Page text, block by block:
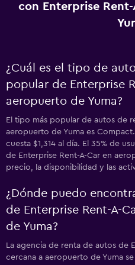
con Enterprise
¿Cuál es el tipo de
popular de Enterprise
aeropuerto de Yuma?
El tipo más popular de autos de
aeropuerto de Yuma es
cuesta $1,314 al día. El 35% de
de Enterprise Rent-A-Car en
precio, la disponibilidad y las
¿Dónde puedo
de Enterprise Rent-A-
de Yuma?
La agencia de renta de autos de
cercana a aeropuerto de Yuma